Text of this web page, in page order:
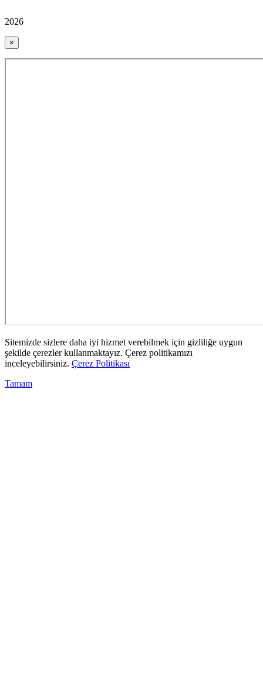
2026
×
Sitemizde sizlere daha iyi hizmet verebilmek için gizliliğe uygun
şekilde çerezler kullanmaktayız. Çerez politikamızı
inceleyebilirsiniz. Çerez Politikası
Tamam